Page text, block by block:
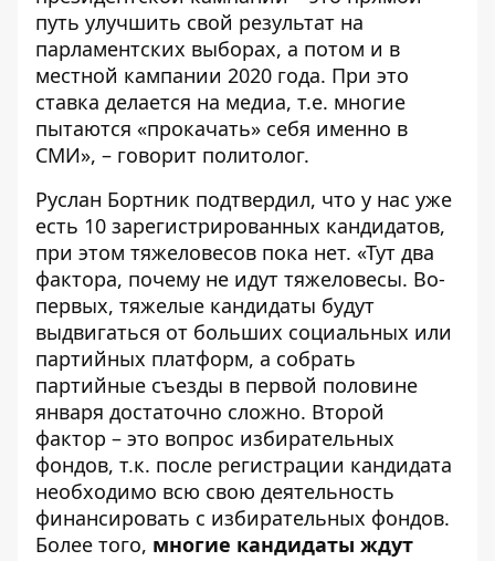
путь улучшить свой результат на
парламентских выборах, а потом и в
местной кампании 2020 года. При это
ставка делается на медиа, т.е. многие
пытаются «прокачать» себя именно в
СМИ», – говорит политолог.
Руслан Бортник подтвердил, что у нас уже
есть 10 зарегистрированных кандидатов,
при этом тяжеловесов пока нет. «Тут два
фактора, почему не идут тяжеловесы. Во-
первых, тяжелые кандидаты будут
выдвигаться от больших социальных или
партийных платформ, а собрать
партийные съезды в первой половине
января достаточно сложно. Второй
фактор – это вопрос избирательных
фондов, т.к. после регистрации кандидата
необходимо всю свою деятельность
финансировать с избирательных фондов.
Более того, многие кандидаты ждут